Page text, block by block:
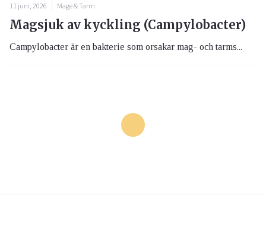
11 juni, 2026 Mage & Tarm
Magsjuk av kyckling (Campylobacter)
Campylobacter är en bakterie som orsakar mag- och tarms...